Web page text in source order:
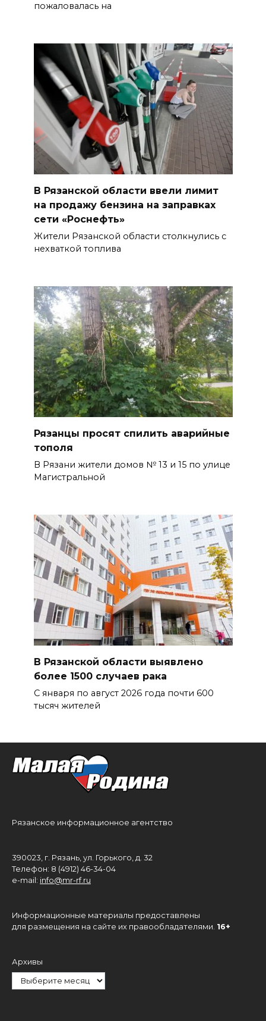
пожаловалась на
В Рязанской области ввели лимит
на продажу бензина на заправках
сети «Роснефть»
Жители Рязанской области столкнулись с
нехваткой топлива
Рязанцы просят спилить аварийные
тополя
В Рязани жители домов № 13 и 15 по улице
Магистральной
В Рязанской области выявлено
более 1500 случаев рака
С января по август 2026 года почти 600
тысяч жителей
Рязанское информационное агентство
390023, г. Рязань, ул. Горького, д. 32
Телефон: 8 (4912) 46-34-04
e-mail: info@mr-rf.ru
Информационные материалы предоставлены
для размещения на сайте их правообладателями. 16+
Архивы